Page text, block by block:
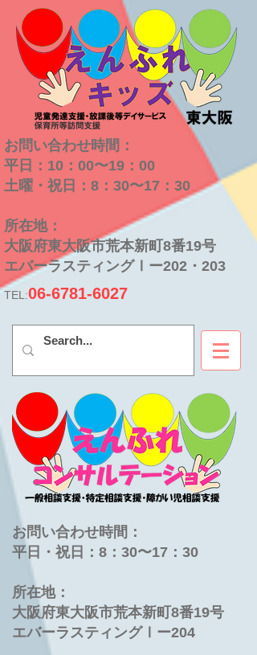
お問い合わせ時間：
平日：10：00〜19：00
​土曜・祝日：8：30〜17：30
​所在地：
大阪府東大阪市荒本新町8番19号
​エバーラスティングⅠー202・203
TEL:06-6781-6027
お問い合わせ時間：
平日・祝日：8：30〜17：30
​所在地：
大阪府東大阪市荒本新町8番19号
​エバーラスティングⅠー204